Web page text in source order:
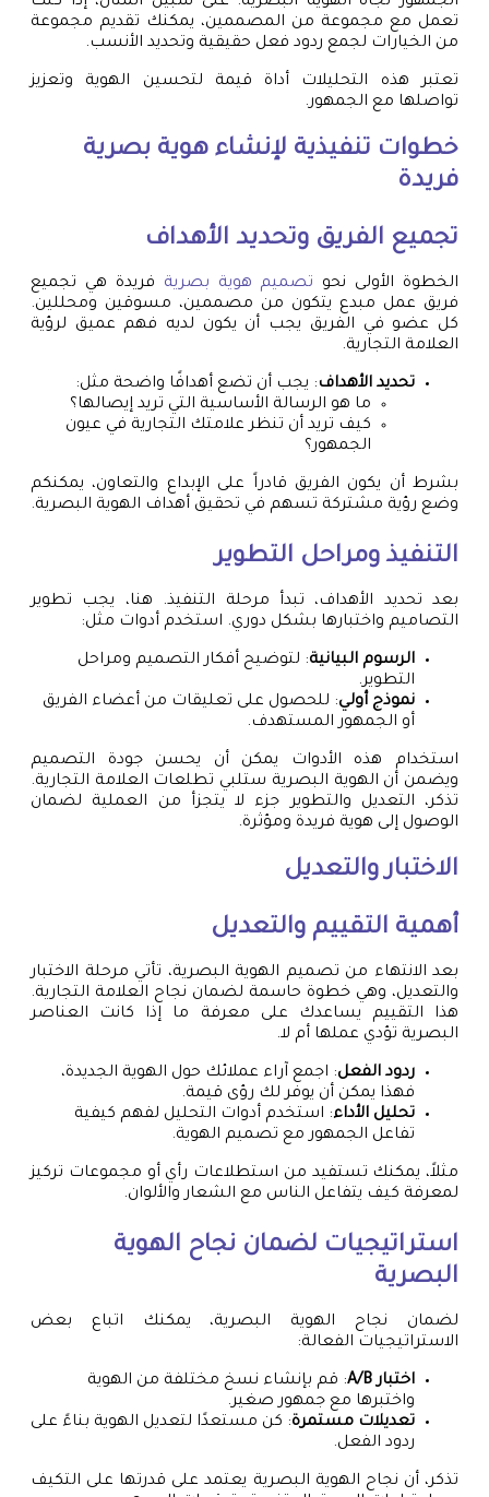
تعمل مع مجموعة من المصممين، يمكنك تقديم مجموعة
من الخيارات لجمع ردود فعل حقيقية وتحديد الأنسب.
تعتبر هذه التحليلات أداة قيمة لتحسين الهوية وتعزيز
تواصلها مع الجمهور.
خطوات تنفيذية لإنشاء هوية بصرية
فريدة
تجميع الفريق وتحديد الأهداف
الخطوة الأولى نحو تصميم هوية بصرية فريدة هي تجميع
فريق عمل مبدع يتكون من مصممين، مسوقين ومحللين.
كل عضو في الفريق يجب أن يكون لديه فهم عميق لرؤية
العلامة التجارية.
تحديد الأهداف: يجب أن تضع أهدافًا واضحة مثل:
ما هو الرسالة الأساسية التي تريد إيصالها؟
كيف تريد أن تنظر علامتك التجارية في عيون
الجمهور؟
بشرط أن يكون الفريق قادراً على الإبداع والتعاون، يمكنكم
وضع رؤية مشتركة تسهم في تحقيق أهداف الهوية البصرية.
التنفيذ ومراحل التطوير
بعد تحديد الأهداف، تبدأ مرحلة التنفيذ. هنا، يجب تطوير
التصاميم واختبارها بشكل دوري. استخدم أدوات مثل:
الرسوم البيانية: لتوضيح أفكار التصميم ومراحل
التطوير.
نموذج أولي: للحصول على تعليقات من أعضاء الفريق
أو الجمهور المستهدف.
استخدام هذه الأدوات يمكن أن يحسن جودة التصميم
ويضمن أن الهوية البصرية ستلبي تطلعات العلامة التجارية.
تذكر، التعديل والتطوير جزء لا يتجزأ من العملية لضمان
الوصول إلى هوية فريدة ومؤثرة.
الاختبار والتعديل
أهمية التقييم والتعديل
بعد الانتهاء من تصميم الهوية البصرية، تأتي مرحلة الاختبار
والتعديل، وهي خطوة حاسمة لضمان نجاح العلامة التجارية.
هذا التقييم يساعدك على معرفة ما إذا كانت العناصر
البصرية تؤدي عملها أم لا.
ردود الفعل: اجمع آراء عملائك حول الهوية الجديدة،
فهذا يمكن أن يوفر لك رؤى قيمة.
تحليل الأداء: استخدم أدوات التحليل لفهم كيفية
تفاعل الجمهور مع تصميم الهوية.
مثلاً، يمكنك تستفيد من استطلاعات رأي أو مجموعات تركيز
لمعرفة كيف يتفاعل الناس مع الشعار والألوان.
استراتيجيات لضمان نجاح الهوية
البصرية
لضمان نجاح الهوية البصرية، يمكنك اتباع بعض
الاستراتيجيات الفعالة:
اختبار A/B
: قم بإنشاء نسخ مختلفة من الهوية
واختبرها مع جمهور صغير.
تعديلات مستمرة: كن مستعدًا لتعديل الهوية بناءً على
ردود الفعل.
تذكر، أن نجاح الهوية البصرية يعتمد على قدرتها على التكيف